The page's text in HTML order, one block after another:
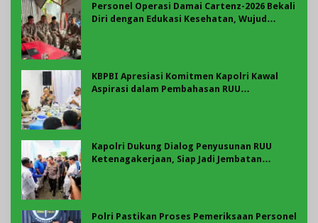
Personel Operasi Damai Cartenz-2026 Bekali
Diri dengan Edukasi Kesehatan, Wujud
KBPBI Apresiasi Komitmen Kapolri Kawal
Aspirasi dalam Pembahasan RUU
Kapolri Dukung Dialog Penyusunan RUU
Ketenagakerjaan, Siap Jadi Jembatan
Polri Pastikan Proses Pemeriksaan Personel